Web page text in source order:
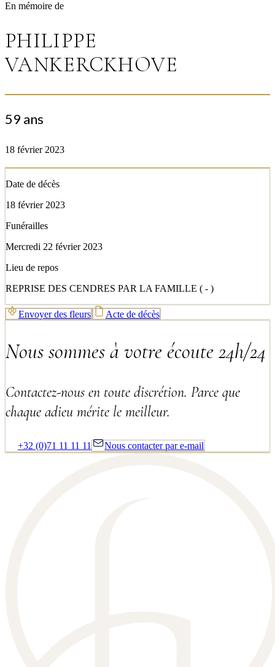
En mémoire de
PHILIPPE
VANKERCKHOVE
59 ans
18 février 2023
Date de décès
18 février 2023
Funérailles
Mercredi 22 février 2023
Lieu de repos
REPRISE DES CENDRES PAR LA FAMILLE ( - )
Envoyer des fleurs Acte de décès
Nous sommes à votre écoute 24h/24
Contactez-nous en toute discrétion. Parce que
chaque adieu mérite le meilleur.
+32 (0)71 11 11 11 Nous contacter par e-mail